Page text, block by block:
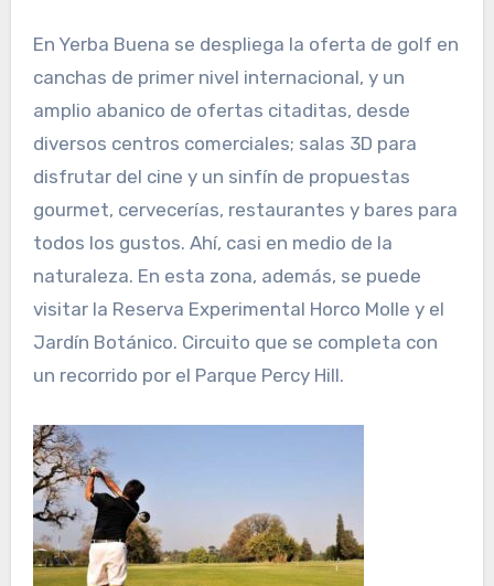
En Yerba Buena se despliega la oferta de golf en
canchas de primer nivel internacional, y un
amplio abanico de ofertas citaditas, desde
diversos centros comerciales; salas 3D para
disfrutar del cine y un sinfín de propuestas
gourmet, cervecerías, restaurantes y bares para
todos los gustos. Ahí, casi en medio de la
naturaleza. En esta zona, además, se puede
visitar la Reserva Experimental Horco Molle y el
Jardín Botánico. Circuito que se completa con
un recorrido por el Parque Percy Hill.